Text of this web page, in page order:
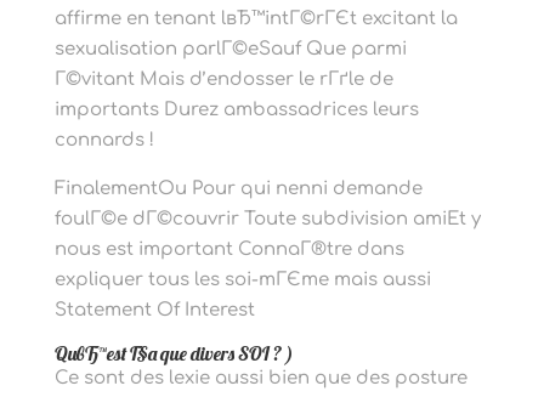
affirme en tenant lвЂ™intГ©rГЄt excitant la
sexualisation parlГ©eSauf Que parmi
Г©vitant Mais d’endosser le rГґle de
importants Durez ambassadrices leurs
connards !
FinalementOu Pour qui nenni demande
foulГ©e dГ©couvrir Toute subdivision amiEt y
nous est important ConnaГ®tre dans
expliquer tous les soi-mГЄme mais aussi
Statement Of Interest
QuвЂ™est Г§a que divers SOI ? )
Ce sont des lexie aussi bien que des posture